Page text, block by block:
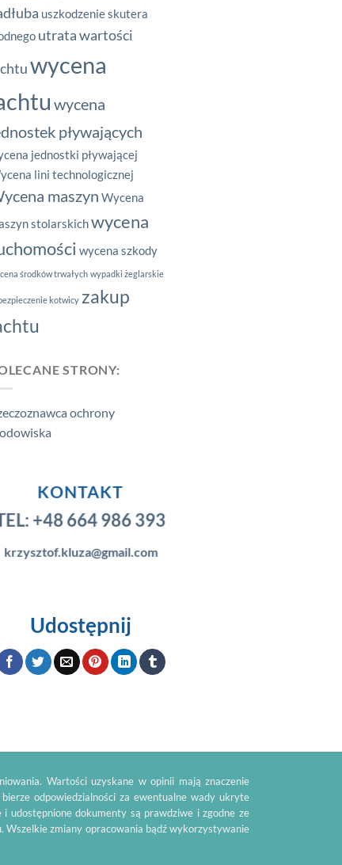
uszkodzenie skutera
utrata wartości
wycena
wycena
pływających
jednostki pływającej
lini technologicznej
maszyn Wycena
stolarskichwycena
wycena szkody
środków trwałych wypadki żeglarskie
kotwicy zakup
STRONY:
ochrony
KONTAKT
+48 664 986 393
krzysztof.kluza@gmail.com
Udostępnij
Wartości uzyskane w opinii mają znaczenie
odpowiedzialności za ewentualne wady ukryte
udostępnione dokumenty są prawdziwe i zgodne ze
Wszelkie zmiany opracowania bądź wykorzystywanie